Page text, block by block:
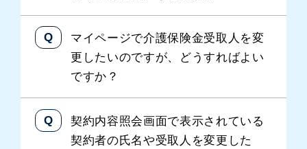
マイページで介護保険金受取人を変
更したいのですが、どうすればよい
ですか？
契約内容照会画面で表示されている
契約者の氏名や受取人を変更した